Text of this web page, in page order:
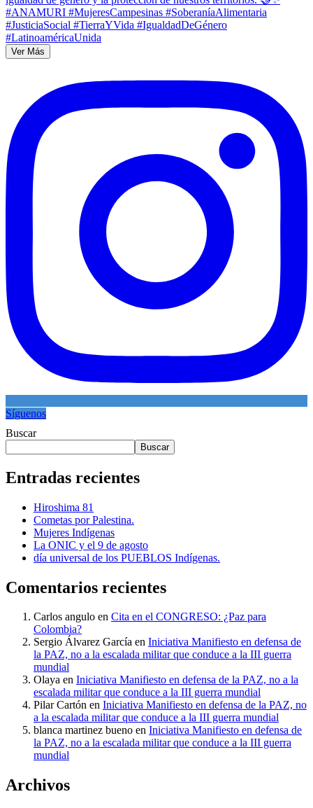
Ver Más
Síguenos
Buscar
Buscar
Entradas recientes
Hiroshima 81
Cometas por Palestina.
Mujeres Indígenas
La ONIC y el 9 de agosto
día universal de los PUEBLOS Indígenas.
Comentarios recientes
Carlos angulo en Cita en el CONGRESO: ¿Paz para
Colombia?
Sergio Álvarez García en Iniciativa Manifiesto en defensa de
la PAZ, no a la escalada militar que conduce a la III guerra
mundial
Olaya en Iniciativa Manifiesto en defensa de la PAZ, no a la
escalada militar que conduce a la III guerra mundial
Pilar Cartón en Iniciativa Manifiesto en defensa de la PAZ, no
a la escalada militar que conduce a la III guerra mundial
blanca martinez bueno en Iniciativa Manifiesto en defensa de
la PAZ, no a la escalada militar que conduce a la III guerra
mundial
Archivos